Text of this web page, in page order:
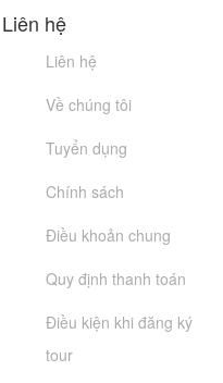
Liên hệ
Liên hệ
Về chúng tôi
Tuyển dụng
Chính sách
Điều khoản chung
Quy định thanh toán
Điều kiện khi đăng ký
tour